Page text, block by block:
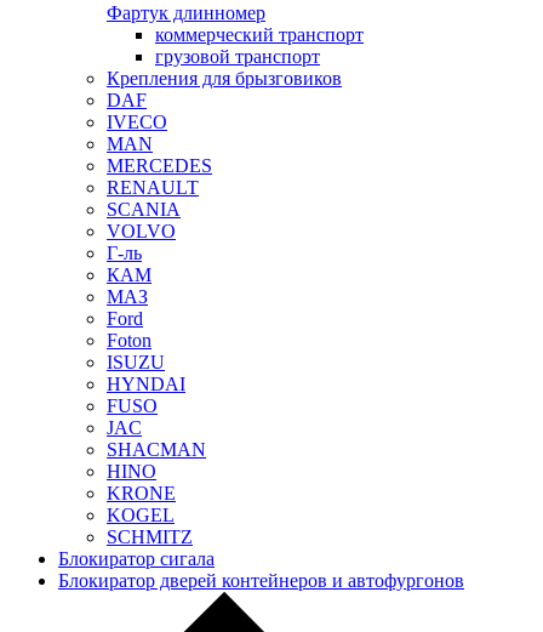
Фартук длинномер
коммерческий транспорт
грузовой транспорт
Крепления для брызговиков
DAF
IVECO
MAN
MERCEDES
RENAULT
SCANIA
VOLVO
Г-ль
КАМ
МАЗ
Ford
Foton
ISUZU
HYNDAI
FUSO
JAC
SHACMAN
HINO
KRONE
KOGEL
SCHMITZ
Блокиратор сигала
Блокиратор дверей контейнеров и автофургонов